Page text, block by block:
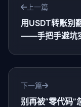
上一篇
用USDT转账别
——手把手避坑
下一篇
别再被“零代码